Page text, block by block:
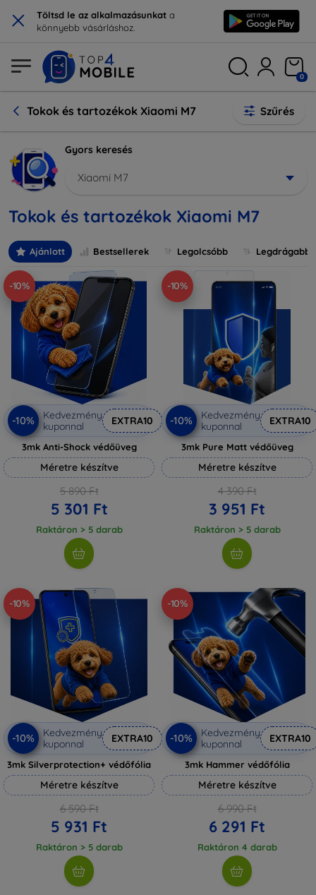
× Töltsd le az alkalmazásunkat a
könnyebb vásárláshoz.
0
Tokok és tartozékok Xiaomi M7 Szűrés
Gyors keresés
Xiaomi M7
Tokok és tartozékok Xiaomi M7
Ajánlott Bestsellerek Legolcsóbb Legdrágabb
-10%
-10%
Kedvezmény
kuponnal
EXTRA10
3mk Anti-Shock védőüveg
Méretre készítve
5 890 Ft
5 301 Ft
Raktáron > 5 darab
-10%
-10%
Kedvezmény
kuponnal
EXTRA10
3mk Pure Matt védőüveg
Méretre készítve
4 390 Ft
3 951 Ft
Raktáron > 5 darab
-10%
-10%
Kedvezmény
kuponnal
EXTRA10
3mk Silverprotection+ védőfólia
Méretre készítve
6 590 Ft
5 931 Ft
Raktáron > 5 darab
-10%
-10%
Kedvezmény
kuponnal
EXTRA10
3mk Hammer védőfólia
Méretre készítve
6 990 Ft
6 291 Ft
Raktáron 4 darab